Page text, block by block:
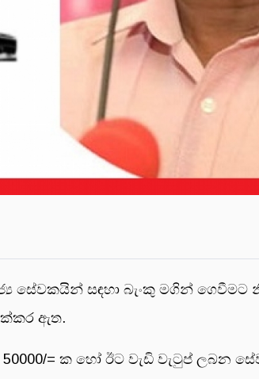
සේවකයින් සඳහා බැංකු මගින්
ඇත.
50000/= ක හෝ ඊට වැඩි වැටුප් ලබන